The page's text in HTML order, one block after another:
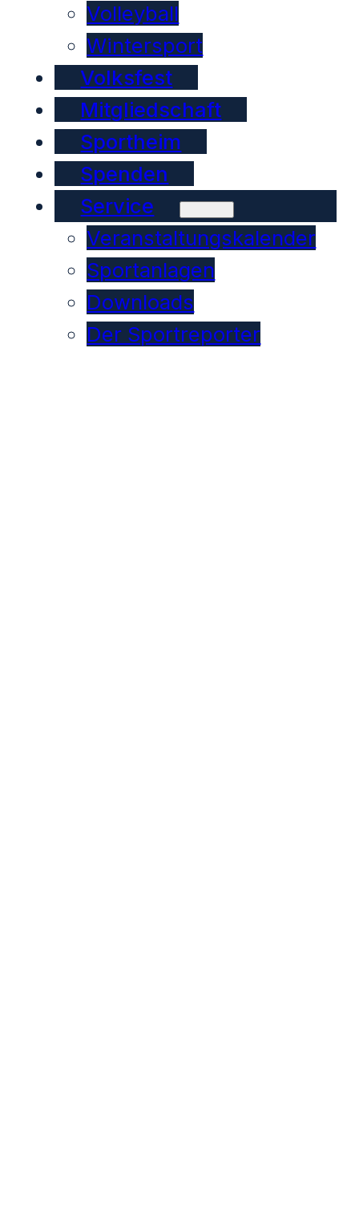
Volleyball
Wintersport
Volksfest
Mitgliedschaft
Sportheim
Spenden
Service
Veranstaltungskalender
Sportanlagen
Downloads
Der Sportreporter